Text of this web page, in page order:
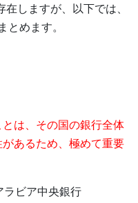
しますが、以下では、
とめます。
は、その国の銀行全体
あるため、極めて重要
ラビア中央銀行